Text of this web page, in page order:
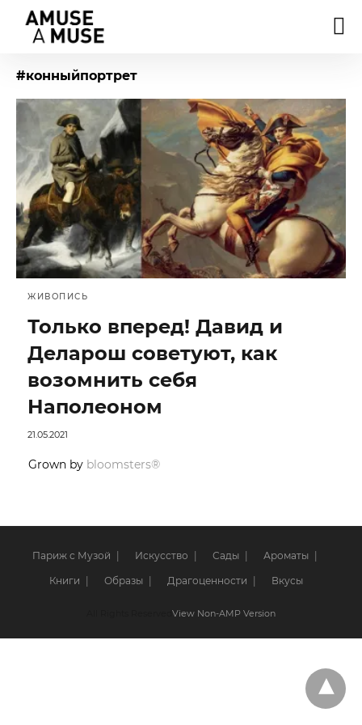
#конныйпортрет
ЖИВОПИСЬ
Только вперед! Давид и
Деларош советуют, как
возомнить себя
Наполеоном
21.05.2021
Grown by bloomsters®
Париж с Музой Искусство Сады Ароматы
Книги Образы Драгоценности Вкусы
View Non-AMP Version